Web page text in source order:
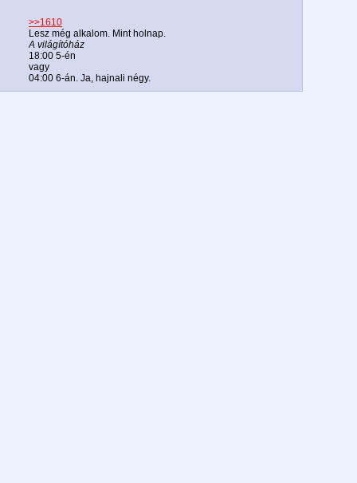
>>1610
Lesz még alkalom. Mint holnap.
A világítóház
18:00 5-én
vagy
04:00 6-án. Ja, hajnali négy.